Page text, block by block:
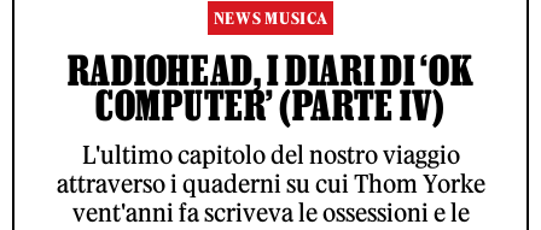
NEWS MUSICA
RADIOHEAD, I DIARI DI ‘OK
COMPUTER’ (PARTE IV)
L'ultimo capitolo del nostro viaggio
attraverso i quaderni su cui Thom Yorke
vent'anni fa scriveva le ossessioni e le